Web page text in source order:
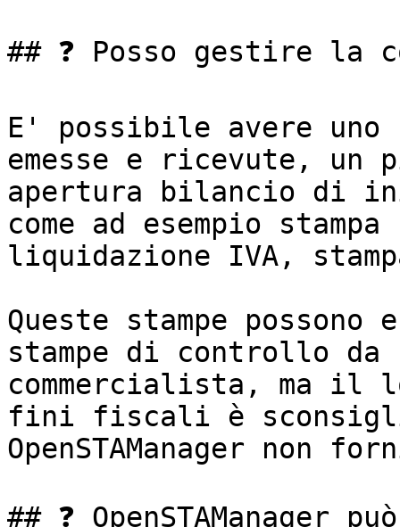
## ❓ Posso gestire la
E' possibile avere
emesse e ricevute, un
apertura bilancio di
come ad esempio
liquidazione IVA,
Queste stampe
stampe di controllo
commercialista, ma
fini fiscali è
OpenSTAManager non
## ❓